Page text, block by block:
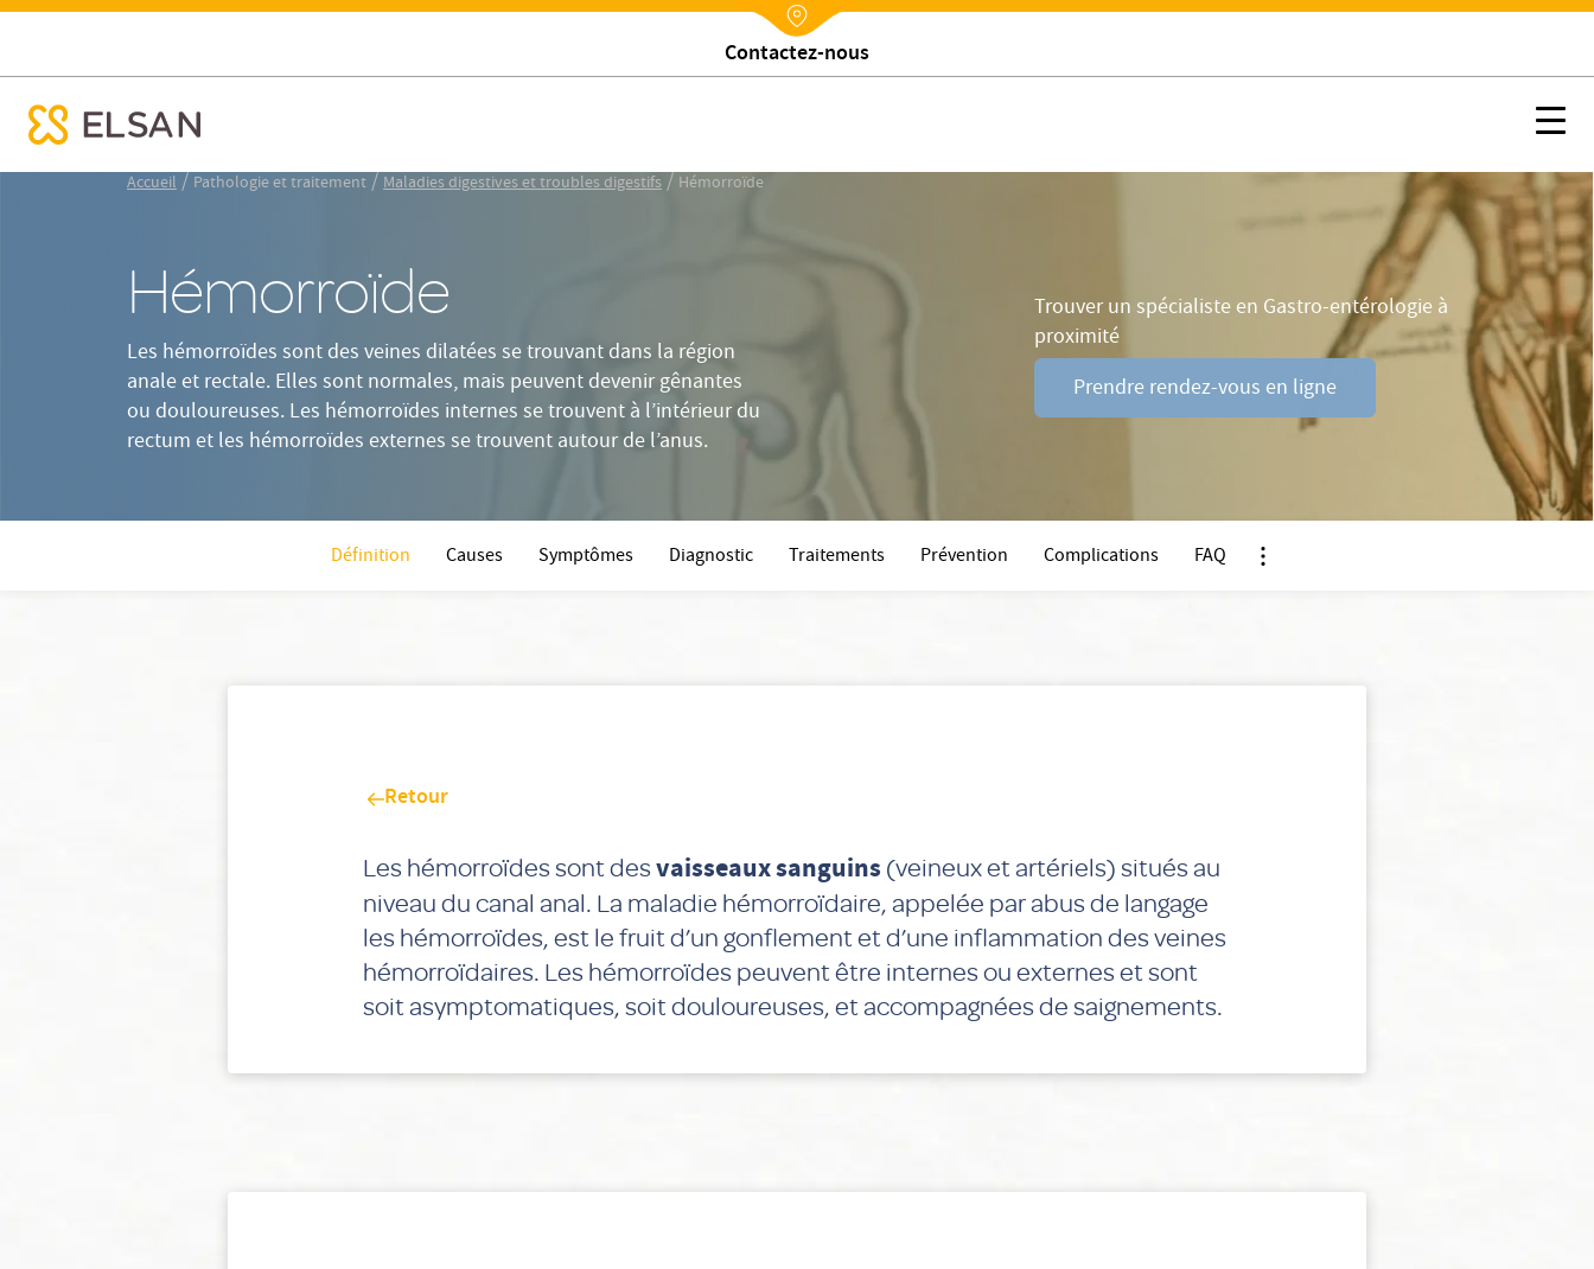
Nx:Aller
Nx:Annuaire
Contactez-nous
Hémorroïde
menu mobile
Accueil/ Pathologie et traitement/Maladies digestives et troubles digestifs/ Hémorroïde
Hémorroïde
Les hémorroïdes sont des veines dilatées se trouvant dans la région
anale et rectale. Elles sont normales, mais peuvent devenir gênantes
ou douloureuses. Les hémorroïdes internes se trouvent à l’intérieur du
rectum et les hémorroïdes externes se trouvent autour de l’anus.
Trouver un spécialiste en Gastro-entérologie à
proximité
Prendre rendez-vous en ligne
Définition Causes Symptômes Diagnostic Traitements Prévention Complications FAQ
Prévention
Retour
Les hémorroïdes sont desvaisseaux sanguins (veineux et artériels) situés au
niveau du canal anal. La maladie hémorroïdaire, appelée par abus de langage
les hémorroïdes, est le fruit d’un gonflement et d’une inflammation des veines
hémorroïdaires. Les hémorroïdes peuvent être internes ou externes et sont
soit asymptomatiques, soit douloureuses, et accompagnées de saignements.